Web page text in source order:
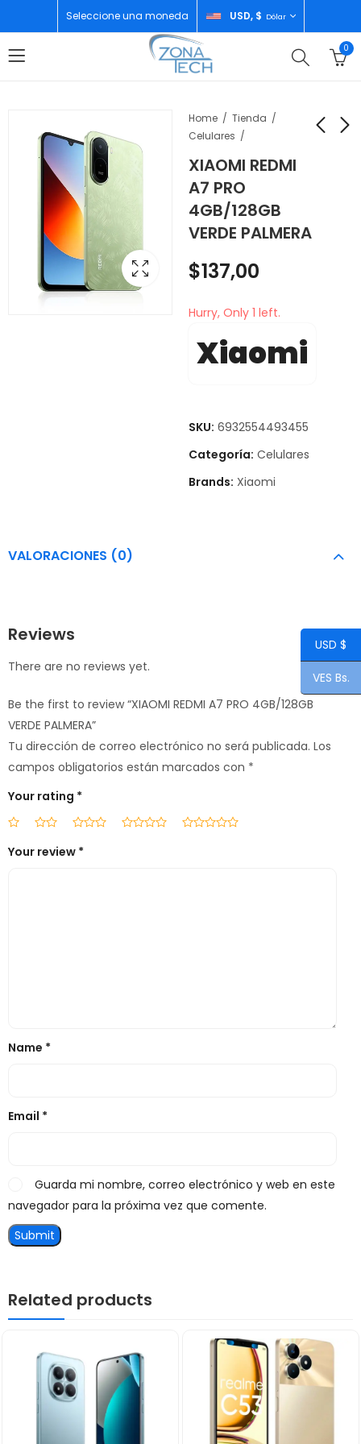
Seleccione una moneda USD, $ Dólar
0
Home
Tienda
Celulares
XIAOMI REDMI
A7 PRO
4GB/128GB
VERDE PALMERA
FORRO SLIM MAGNET
CASE S26+ BLACK
$30,00
PRO 4GB/128GB AZUL
BRUMA
$137,00
$137,00
Hurry, Only 1 left.
Xiaomi
SKU: 6932554493455
Categoría: Celulares
Brands: Xiaomi
VALORACIONES (0)
Reviews
There are no reviews yet.
Be the first to review “XIAOMI REDMI A7 PRO 4GB/128GB
VERDE PALMERA”
Tu dirección de correo electrónico no será publicada. Los
campos obligatorios están marcados con *
Your rating *
Your review *
Name *
Email *
Guarda mi nombre, correo electrónico y web en este
navegador para la próxima vez que comente.
Related products
USD $
VES Bs.